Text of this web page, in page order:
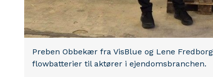
Preben Obbekær fra VisBlue og Lene
flowbatterier til aktører i ejendomsbranchen.